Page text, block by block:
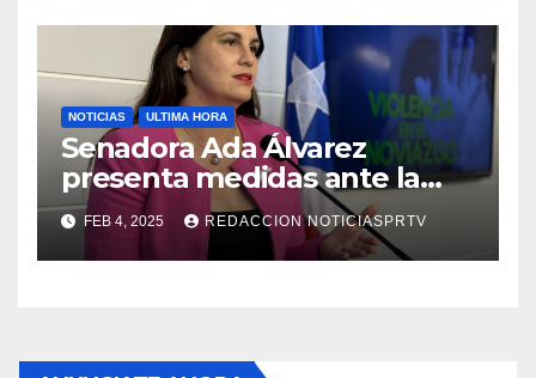
NOTICIAS ULTIMA HORA
Senadora Ada Álvarez
presenta medidas ante la
violencia en el noviazgo
FEB 4, 2025 REDACCION NOTICIASPRTV